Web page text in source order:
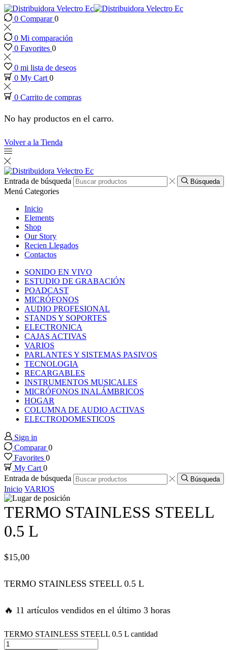
al
0 Comparar0
0 Mi comparación
0 Favorites 0
0 mi lista de deseos
0 My Cart 0
0 Carrito de compras
No hay productos en el carro.
Volver a la Tienda
Entrada de búsqueda Búsqueda
Menú Categories
Inicio
Elements
Shop
Our Story
Recien Llegados
Contactos
SONIDO EN VIVO
ESTUDIO DE GRABACIÓN
POADCAST
MICRÓFONOS
AUDIO PROFESIONAL
STANDS Y SOPORTES
ELECTRONICA
CAJAS ACTIVAS
VARIOS
PARLANTES Y SISTEMAS PASIVOS
TECNOLOGIA
RECARGABLES
INSTRUMENTOS MUSICALES
MICRÓFONOS INALÁMBRICOS
HOGAR
COLUMNA DE AUDIO ACTIVAS
ELECTRODOMESTICOS
Sign in
Comparar0
Favorites 0
My Cart0
Entrada de búsqueda
Búsqueda
Inicio VARIOS
TERMO STAINLESS STEELL
0.5 L
$15,00
TERMO STAINLESS STEELL 0.5 L
🔥 11 artículos vendidos en el último 3 horas
TERMO STAINLESS STEELL 0.5 L cantidad